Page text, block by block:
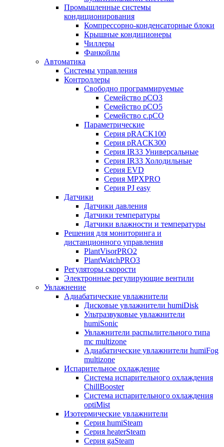
Промышленные системы
кондиционирования
Компрессорно-конденсаторные блоки
Крышные кондиционеры
Чиллеры
Фанкойлы
Автоматика
Системы управления
Контроллеры
Свободно программируемые
Семейство pCO3
Семейство pCO5
Семейство c.pCO
Параметрические
Серия pRACK100
Серия pRACK300
Серия IR33 Универсальные
Серия IR33 Холодильные
Серия EVD
Серия MPXPRO
Серия PJ easy
Датчики
Датчики давления
Датчики температуры
Датчики влажности и температуры
Решения для мониторинга и
дистанционного управления
PlantVisorPRO2
PlantWatchPRO3
Регуляторы скорости
Электронные регулирующие вентили
Увлажнение
Адиабатические увлажнители
Дисковые увлажнители humiDisk
Ультразвуковые увлажнители
humiSonic
Увлажнители распылительного типа
mc multizone
Адиабатические увлажнители humiFog
multizone
Испарительное охлаждение
Система испарительного охлаждения
ChillBooster
Система испарительного охлаждения
optiMist
Изотермические увлажнители
Серия humiSteam
Серия heaterSteam
Серия gaSteam